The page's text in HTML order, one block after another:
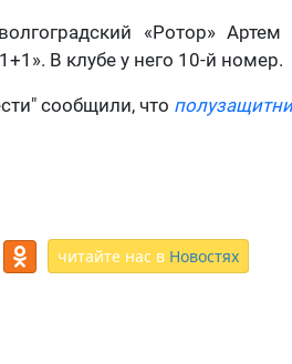
«Ротор»
В клубе у него 10-й номер.
сообщили, что
читайте нас в Новостях